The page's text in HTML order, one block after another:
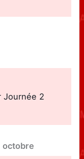
Journée 2
octobre